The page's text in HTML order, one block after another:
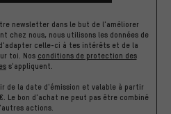
newsletter dans le but de l'améliorer
chez nous, nous utilisons les données de
celle-ci à tes intérêts et de la
toi. Nos conditions de protection des
s'appliquent.
de la date d'émission et valable à partir
Le bon d'achat ne peut pas être combiné
actions.